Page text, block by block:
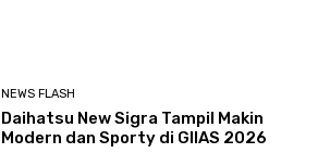
NEWS FLASH
Daihatsu New Sigra Tampil Makin
Modern dan Sporty di GIIAS 2026